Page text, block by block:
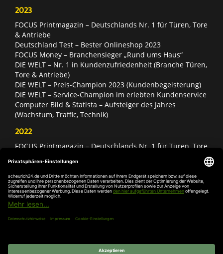
2023
FOCUS Printmagazin – Deutschlands Nr. 1 für Türen, Tore
& Antriebe
Deutschland Test – Bester Onlineshop 2023
FOCUS Money – Branchensieger „Rund ums Haus“
DIE WELT – Nr. 1 in Kundenzufriedenheit (Branche Türen,
Tore & Antriebe)
DIE WELT – Preis-Champion 2023 (Kundenbegeisterung)
DIE WELT – Service-Champion im erlebten Kundenservice
Computer Bild & Statista – Aufsteiger des Jahres
(Wachstum, Traffic, Technik)
2022
FOCUS Printmagazin – Deutschlands Nr. 1 für Türen, Tore
Deutschland Test – Bester Onlineshop 2022
FOCUS Money – Branchensieger „Rund ums Haus“
DIE WELT – Service-Champion im erlebten Kundenservice
DIE WELT – Branchengewinner Gold-Rang (Türen, Tore &
Antriebe)